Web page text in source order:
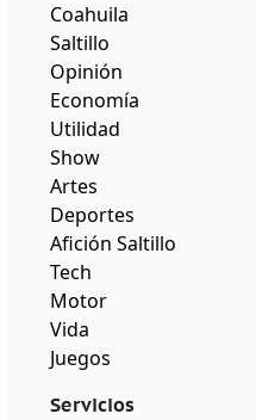
Coahuila
Saltillo
Opinión
Economía
Utilidad
Show
Artes
Deportes
Afición Saltillo
Tech
Motor
Vida
Juegos
Servicios